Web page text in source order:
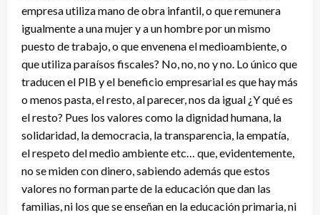
empresa utiliza mano de obra infantil, o que remunera
igualmente a una mujer y a un hombre por un mismo
puesto de trabajo, o que envenena el medioambiente, o
que utiliza paraísos fiscales? No, no, no y no. Lo único que
traducen el PIB y el beneficio empresarial es que hay más
o menos pasta, el resto, al parecer, nos da igual ¿Y qué es
el resto? Pues los valores como la dignidad humana, la
solidaridad, la democracia, la transparencia, la empatía,
el respeto del medio ambiente etc… que, evidentemente,
no se miden con dinero, sabiendo además que estos
valores no forman parte de la educación que dan las
familias, ni los que se enseñan en la educación primaria, ni